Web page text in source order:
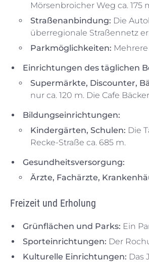
Mörsenbroicher Weg ca.
Straßenanbindung: Die
überregionale Straßennetz
Parkmöglichkeiten:
Einrichtungen des täglichen
Supermärkte, Discounter,
nur ca. 120 m. Die Cafe
Bildungseinrichtungen:
Kindergärten, Schulen: Die
Recke-Straße ca. 685 m.
Gesundheitsversorgung:
Ärzte, Fachärzte,
Freizeit und Erholung
Grünflächen und Parks: Ein
Sporteinrichtungen: Der
Kulturelle Einrichtungen: Das